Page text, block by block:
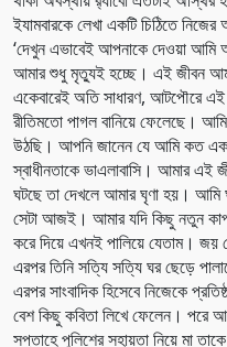
ইযামবারকে লেখা একটি চিঠিতে
‘দেখুন এভাবেই আপনাকে দেওয়া আমি
আমার শুধু মৃত্যুই হচ্ছে। এই জীবন
একেবারেই অতি সাধারণ, আটপৌরে
রীতিমতো পাগল বানিয়ে ফেলেছে।
উঠছি। আপনি জানেন যে আমি কত
স্বাধীনতাকে ভাএলাবাসি। আমার এই
ঘটছে তা দেখলে আমার ঘৃণা হয়।
সেটা আজই। আমার যদি কিছু নতুন
করে দিয়ে এখনই পালিয়ে যেতাম। জয়
এরপর তিনি সত্যি সত্যি ঘর ছেড়ে
এরপর সাংবাদিক হিসেবে নিজেকে
বেশ কিছু কবিতা লিখে ফেলেন। পরে
সপ্তাহে পুলিশের সহায়তা নিয়ে মা